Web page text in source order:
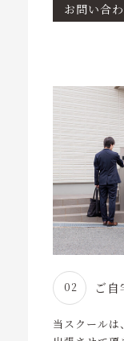
お問い合
02 ご
当スクール